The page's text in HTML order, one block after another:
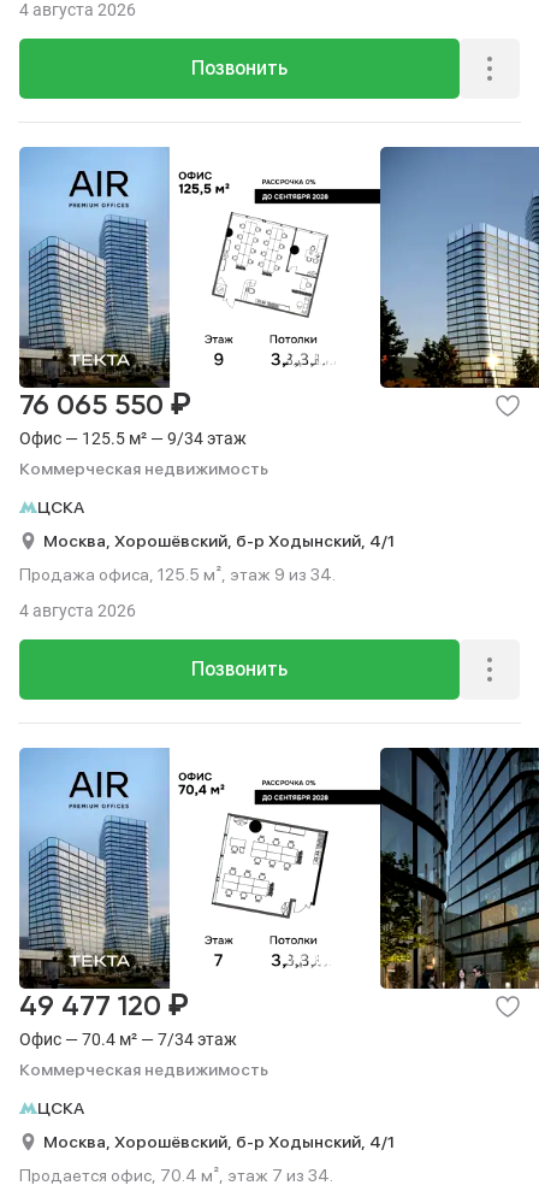
Позвонить
4 августа 2026
Офис — 125.5 м² — 9/34 этаж
Коммерческая недвижимость
76 065 550 ₽
ЦСКА
Москва, Хорошёвский, б-р Ходынский, 4/1
Продажа офиса, 125.5 м², этаж 9 из 34.
Позвонить
4 августа 2026
Офис — 70.4 м² — 7/34 этаж
Коммерческая недвижимость
49 477 120 ₽
ЦСКА
Москва, Хорошёвский, б-р Ходынский, 4/1
Продается офис, 70.4 м², этаж 7 из 34.